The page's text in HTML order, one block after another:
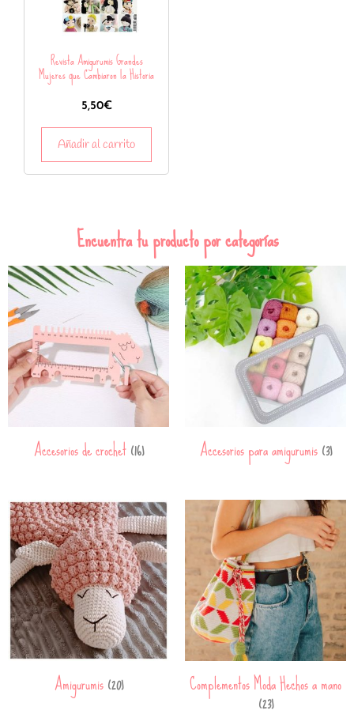
Revista Amigurumis Grandes
Mujeres que Cambiaron la Historia
5,50€
Añadir al carrito
Encuentra tu producto por categorías
Accesorios de crochet(16) Accesorios para amigurumis(3)
Amigurumis(20) Complementos Moda Hechos a mano
(23)